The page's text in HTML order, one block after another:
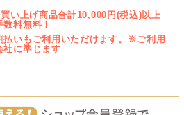
い上げ商品合計10,000円(税込)以上
料無料！
払いもご利用いただけます。※ご利用
社に準じます